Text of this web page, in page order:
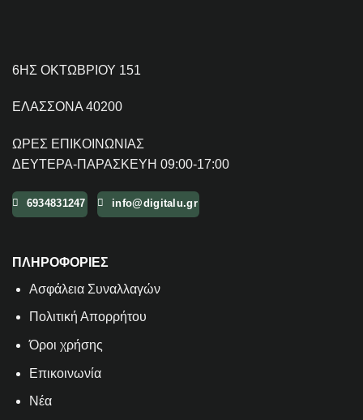
6ΗΣ ΟΚΤΩΒΡΙΟΥ 151
ΕΛΑΣΣΟΝΑ 40200
ΩΡΕΣ ΕΠΙΚΟΙΝΩΝΙΑΣ
ΔΕΥΤΕΡΑ-ΠΑΡΑΣΚΕΥΗ 09:00-17:00
6934831247 info@digitalu.gr
ΠΛΗΡΟΦΟΡΙΕΣ
Aσφάλεια Συναλλαγών
Πολιτική Απορρήτου
Όροι χρήσης
Επικοινωνία
Νέα